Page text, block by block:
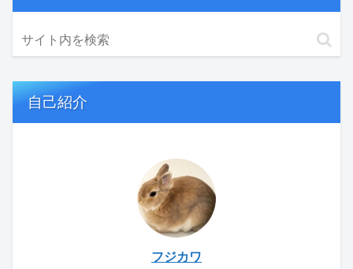
自己紹介
フジカワ